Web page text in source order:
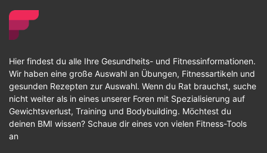
Hier findest du alle Ihre Gesundheits- und Fitnessinformationen.
Wir haben eine große Auswahl an Übungen, Fitnessartikeln und
gesunden Rezepten zur Auswahl. Wenn du Rat brauchst, suche
nicht weiter als in eines unserer Foren mit Spezialisierung auf
Gewichtsverlust, Training und Bodybuilding. Möchtest du
deinen BMI wissen? Schaue dir eines von vielen Fitness-Tools
an